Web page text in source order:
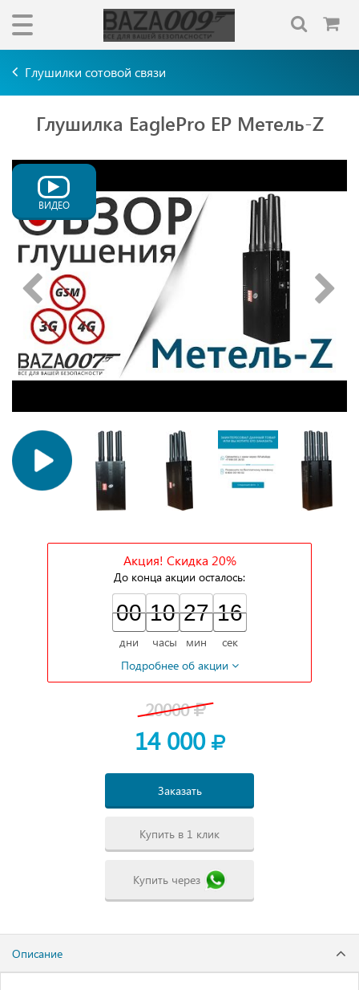
Глушилки сотовой связи
Глушилка EaglePro EP Метель-Z
ВИДЕО
Акция! Скидка 20%
До конца акции осталось:
00
00
00
дни
10
10
00
часы
27
27
00
мин
15
14
15
сек
Подробнее об акции
20000
14 000
Заказать
Купить в 1 клик
Купить через
Описание